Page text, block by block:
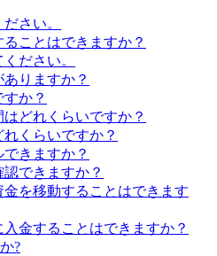
さい。
ことはできますか？
ださい。
りますか？
か？
どれくらいですか？
くらいですか？
きますか？
できますか？
を移動することはできます
金することはできますか？
?